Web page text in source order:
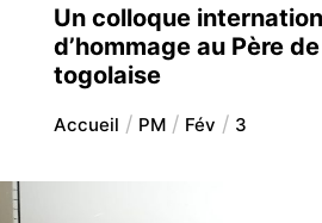
Un colloque
d’hommage au Père
togolaise
Accueil PM Fév 3